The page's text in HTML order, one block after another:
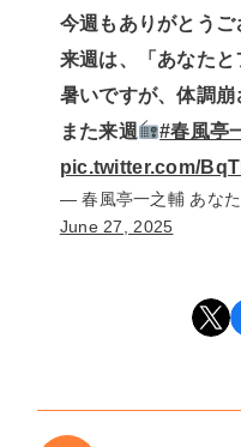
今週もありがとうご
来週は、「あなた
暑いですが、体調崩
また来週
#春風亭
pic.twitter.com/
— 春風亭一之輔 あな
June 27, 2025